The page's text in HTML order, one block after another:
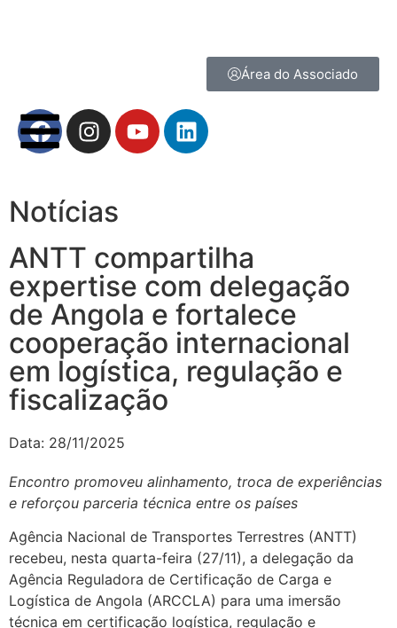
Área do Associado
Notícias
ANTT compartilha
expertise com delegação
de Angola e fortalece
cooperação internacional
em logística, regulação e
fiscalização
Data: 28/11/2025
Encontro promoveu alinhamento, troca de experiências
e reforçou parceria técnica entre os países
Agência Nacional de Transportes Terrestres (ANTT)
recebeu, nesta quarta-feira (27/11), a delegação da
Agência Reguladora de Certificação de Carga e
Logística de Angola (ARCCLA) para uma imersão
técnica em certificação logística, regulação e